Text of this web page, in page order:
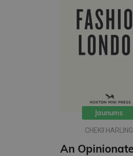
Jaunums
CHEKII HARLING